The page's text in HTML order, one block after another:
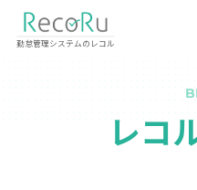
勤怠管理システムのレコル
レコ